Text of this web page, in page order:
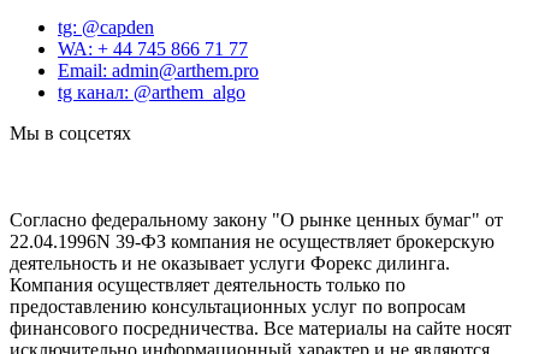
tg: @capden
WA: + 44 745 866 71 77
Email: admin@arthem.pro
tg канал: @arthem_algo
Мы в соцсетях
Согласно федеральному закону "О рынке ценных бумаг" от
22.04.1996N 39-ФЗ компания не осуществляет брокерскую
деятельность и не оказывает услуги Форекс дилинга.
Компания осуществляет деятельность только по
предоставлению консультационных услуг по вопросам
финансового посредничества. Все материалы на сайте носят